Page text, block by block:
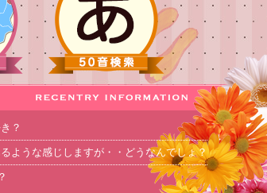
？
ような感じしますが・・どうなんでしょ？